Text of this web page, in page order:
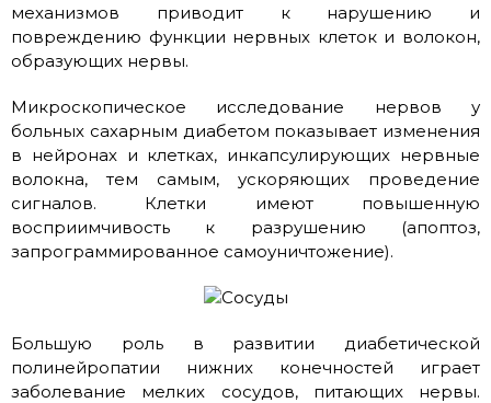
механизмов приводит к нарушению и
повреждению функции нервных клеток и волокон,
образующих нервы.
Микроскопическое исследование нервов у
больных сахарным диабетом показывает изменения
в нейронах и клетках, инкапсулирующих нервные
волокна, тем самым, ускоряющих проведение
сигналов. Клетки имеют повышенную
восприимчивость к разрушению (апоптоз,
запрограммированное самоуничтожение).
Большую роль в развитии диабетической
полинейропатии нижних конечностей играет
заболевание мелких сосудов, питающих нервы.